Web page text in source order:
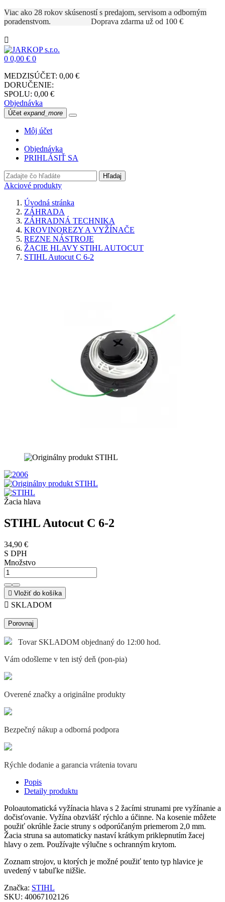
Viac ako 28 rokov skúseností s predajom, servisom a odborným
poradenstvom. Doprava zdarma už od 100 €

0 0,00 € 0
MEDZISÚČET: 0,00 €
DORUČENIE:
SPOLU: 0,00 €
Objednávka
Účet expand_more
Môj účet
Objednávka
PRIHLÁSIŤ SA
Hľadaj
Akciové produkty
Úvodná stránka
ZÁHRADA
ZÁHRADNÁ TECHNIKA
KROVINOREZY A VYŽÍNAČE
REZNE NÁSTROJE
ŽACIE HLAVY STIHL AUTOCUT
STIHL Autocut C 6-2
Žacia hlava
STIHL Autocut C 6-2
34,90 €
S DPH
Množstvo
 Vložiť do košíka
 SKLADOM
Porovnaj
Tovar SKLADOM objednaný do 12:00 hod.
Vám odošleme v ten istý deň (pon-pia)
Overené značky a originálne produkty
Bezpečný nákup a odborná podpora
Rýchle dodanie a garancia vrátenia tovaru
Popis
Detaily produktu
Poloautomatická vyžínacia hlava s 2 žacími strunami pre vyžínanie a
dočisťovanie. Vyžína obzvlášť rýchlo a účinne. Na kosenie môžete
použiť okrúhle žacie struny s odporúčaným priemerom 2,0 mm.
Žacia struna sa automaticky nastaví krátkym priklepnutím žacej
hlavy o zem. Používajte výlučne s ochranným krytom.
Zoznam strojov, u ktorých je možné použiť tento typ hlavice je
uvedený v tabuľke nižšie.
Značka: STIHL
SKU: 40067102126